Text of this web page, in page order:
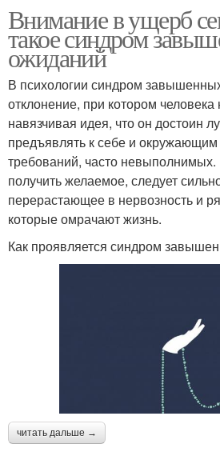
Внимание в ущерб
такое синдром
ожиданий
В психологии синдром
отклонение, при котором человека
навязчивая идея, что он достоин
предъявлять к себе и
требований, часто невыполнимых.
получить желаемое, следует
перерастающее в нервозность и
которые омрачают жизнь.
Как проявляется синдром
читать дальше →